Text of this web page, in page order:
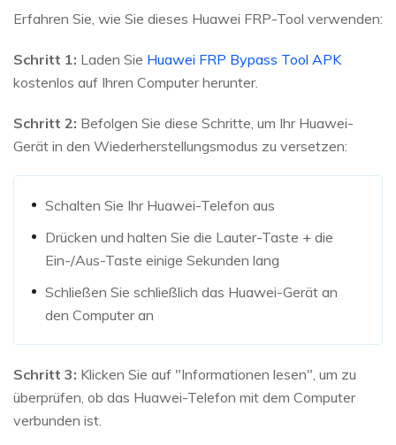
Erfahren Sie, wie Sie dieses Huawei FRP-Tool verwenden:
Schritt 1: Laden Sie Huawei FRP Bypass Tool APK
kostenlos auf Ihren Computer herunter.
Schritt 2: Befolgen Sie diese Schritte, um Ihr Huawei-
Gerät in den Wiederherstellungsmodus zu versetzen:
Schalten Sie Ihr Huawei-Telefon aus
Drücken und halten Sie die Lauter-Taste + die
Ein-/Aus-Taste einige Sekunden lang
Schließen Sie schließlich das Huawei-Gerät an
den Computer an
Schritt 3: Klicken Sie auf "Informationen lesen", um zu
überprüfen, ob das Huawei-Telefon mit dem Computer
verbunden ist.